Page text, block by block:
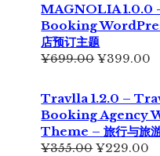
¥699.00
MAGNOLIA 1.0.0
Booking
店预订主题
¥699.00原
¥699.00
¥399.00
Travlla 1.2.0 –
Booking Agency
Theme – 旅行与旅
¥355.00原
¥229.00